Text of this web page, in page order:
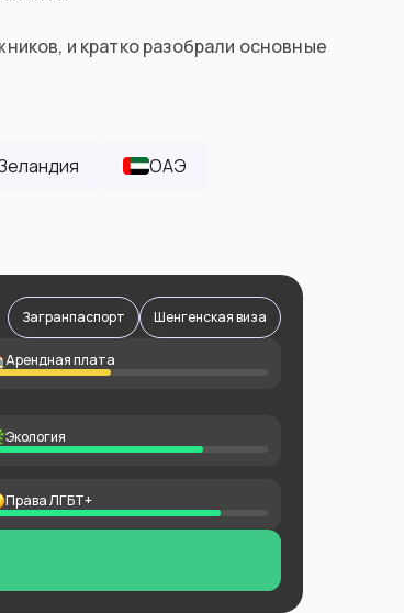
и кратко разобрали основные
ОАЭ
Загранпаспорт Шенгенская виза
Арендная плата
Экология
Права ЛГБТ+